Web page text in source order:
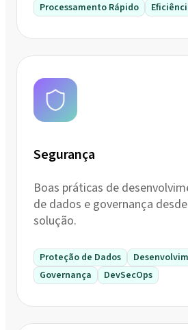
Processamento Rápido
Segurança
Boas práticas de
de dados e governança
solução.
Proteção de Dados
Governança
DevSecOps